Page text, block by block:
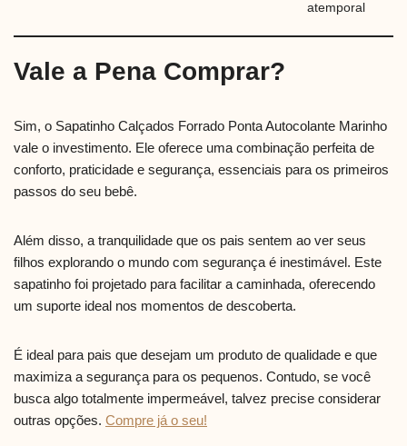
atemporal
Vale a Pena Comprar?
Sim, o Sapatinho Calçados Forrado Ponta Autocolante Marinho
vale o investimento. Ele oferece uma combinação perfeita de
conforto, praticidade e segurança, essenciais para os primeiros
passos do seu bebê.
Além disso, a tranquilidade que os pais sentem ao ver seus
filhos explorando o mundo com segurança é inestimável. Este
sapatinho foi projetado para facilitar a caminhada, oferecendo
um suporte ideal nos momentos de descoberta.
É ideal para pais que desejam um produto de qualidade e que
maximiza a segurança para os pequenos. Contudo, se você
busca algo totalmente impermeável, talvez precise considerar
outras opções. Compre já o seu!